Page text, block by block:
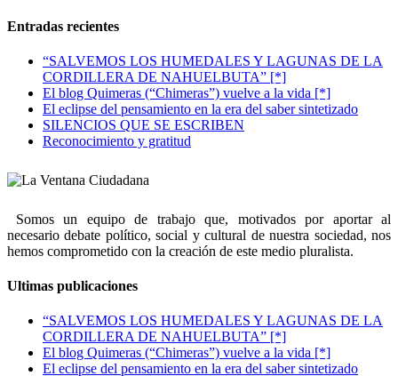
Entradas recientes
“SALVEMOS LOS HUMEDALES Y LAGUNAS DE LA
CORDILLERA DE NAHUELBUTA” [*]
El blog Quimeras (“Chimeras”) vuelve a la vida [*]
El eclipse del pensamiento en la era del saber sintetizado
SILENCIOS QUE SE ESCRIBEN
Reconocimiento y gratitud
Somos un equipo de trabajo que, motivados por aportar al
necesario debate político, social y cultural de nuestra sociedad, nos
hemos comprometido con la creación de este medio pluralista.
Ultimas publicaciones
“SALVEMOS LOS HUMEDALES Y LAGUNAS DE LA
CORDILLERA DE NAHUELBUTA” [*]
El blog Quimeras (“Chimeras”) vuelve a la vida [*]
El eclipse del pensamiento en la era del saber sintetizado